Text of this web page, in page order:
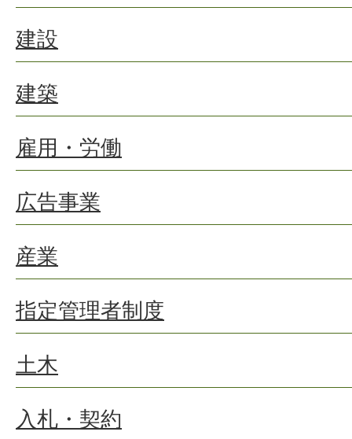
建設
建築
雇用・労働
広告事業
産業
指定管理者制度
土木
入札・契約